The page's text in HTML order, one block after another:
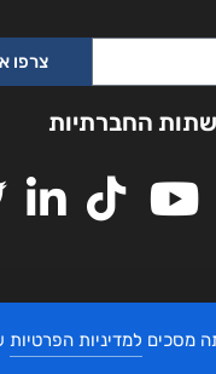
צרפו
החברתיות
מסכים למדיניות הפרטיות